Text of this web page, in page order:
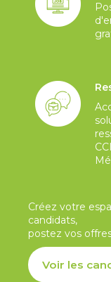
Créez votre
candidats,
postez vos
Voir les